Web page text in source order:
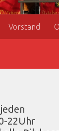
Vorstand
22Uhr